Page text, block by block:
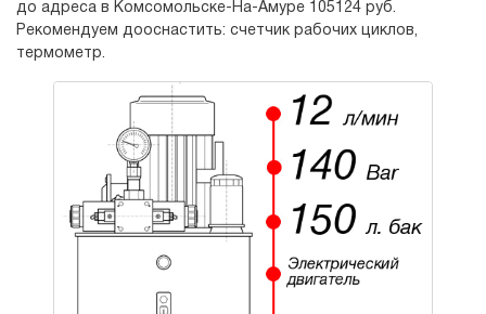
до адреса в Комсомольске-На-Амуре 105124 руб.
Рекомендуем дооснастить: счетчик рабочих циклов,
термометр.